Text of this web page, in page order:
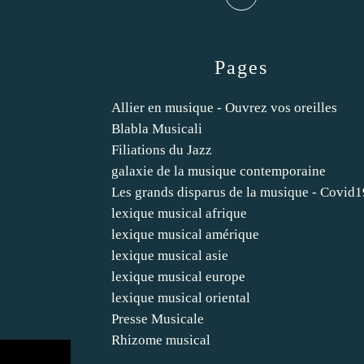
Pages
Allier en musique - Ouvrez vos oreilles
Blabla Musicali
Filiations du Jazz
galaxie de la musique contemporaine
Les grands disparus de la musique -
lexique musical afrique
lexique musical amérique
lexique musical asie
lexique musical europe
lexique musical oriental
Presse Musicale
Rhizome musical